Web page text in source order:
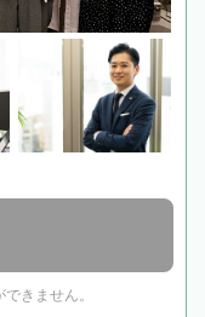
きません。